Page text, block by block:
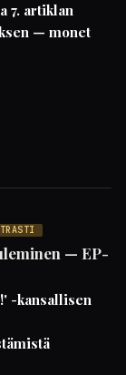
7. artiklan
— monet
— EP-
-kansallisen